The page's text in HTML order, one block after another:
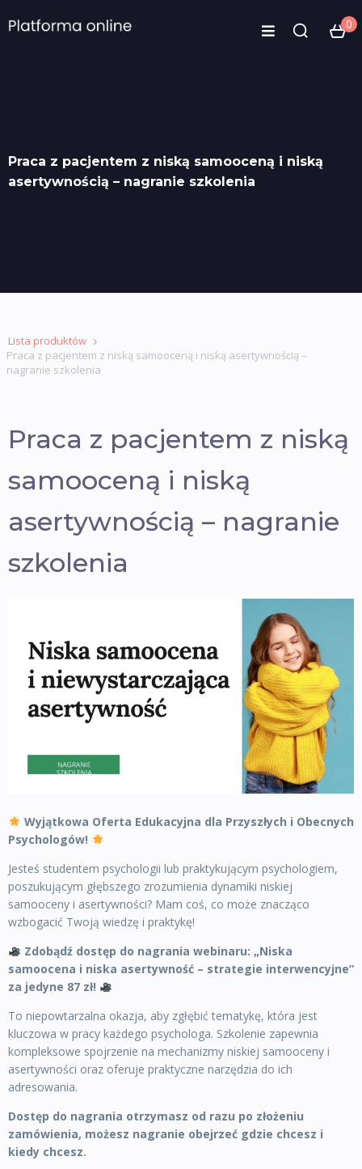
0
Praca z pacjentem z niską samooceną i niską
asertywnością – nagranie szkolenia
Lista produktów
Praca z pacjentem z niską samooceną i niską asertywnością –
nagranie szkolenia
Praca z pacjentem z niską
samooceną i niską
asertywnością – nagranie
szkolenia
Wyjątkowa Oferta Edukacyjna dla Przyszłych i Obecnych
Psychologów!
Jesteś studentem psychologii lub praktykującym psychologiem,
poszukującym głębszego zrozumienia dynamiki niskiej
samooceny i asertywności? Mam coś, co może znacząco
wzbogacić Twoją wiedzę i praktykę!
Zdobądź dostęp do nagrania webinaru: „Niska
samoocena i niska asertywność – strategie interwencyjne”
za jedyne 87 zł!
To niepowtarzalna okazja, aby zgłębić tematykę, która jest
kluczowa w pracy każdego psychologa. Szkolenie zapewnia
kompleksowe spojrzenie na mechanizmy niskiej samooceny i
asertywności oraz oferuje praktyczne narzędzia do ich
adresowania.
Dostęp do nagrania otrzymasz od razu po złożeniu
zamówienia, możesz nagranie obejrzeć gdzie chcesz i
kiedy chcesz.